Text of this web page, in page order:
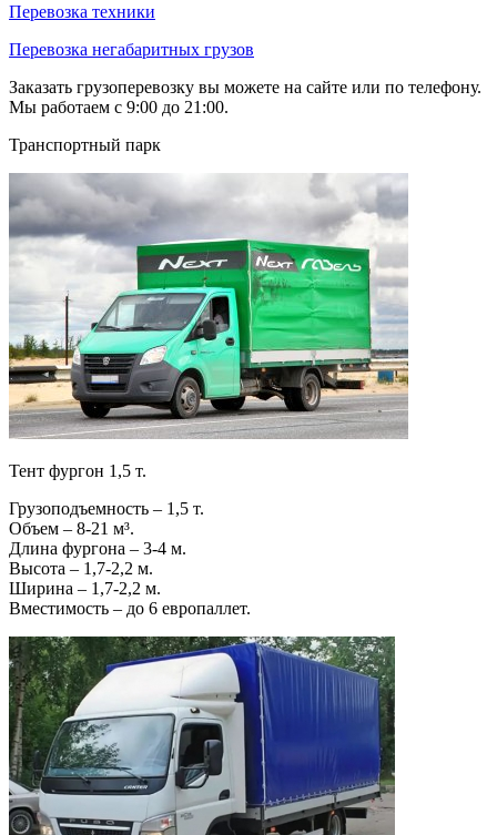
Перевозка техники
Перевозка негабаритных грузов
Заказать грузоперевозку вы можете на сайте или по телефону.
Мы работаем с 9:00 до 21:00.
Транспортный парк
Тент фургон 1,5 т.
Грузоподъемность – 1,5 т.
Объем – 8-21 м³.
Длина фургона – 3-4 м.
Высота – 1,7-2,2 м.
Ширина – 1,7-2,2 м.
Вместимость – до 6 европаллет.